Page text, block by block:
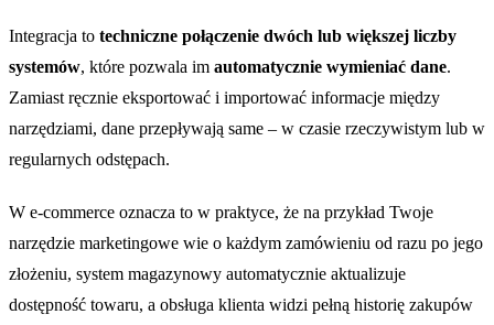
Integracja to techniczne połączenie dwóch lub większej liczby
systemów, które pozwala im automatycznie wymieniać dane.
Zamiast ręcznie eksportować i importować informacje między
narzędziami, dane przepływają same – w czasie rzeczywistym lub w
regularnych odstępach.
W e-commerce oznacza to w praktyce, że na przykład Twoje
narzędzie marketingowe wie o każdym zamówieniu od razu po jego
złożeniu, system magazynowy automatycznie aktualizuje
dostępność towaru, a obsługa klienta widzi pełną historię zakupów